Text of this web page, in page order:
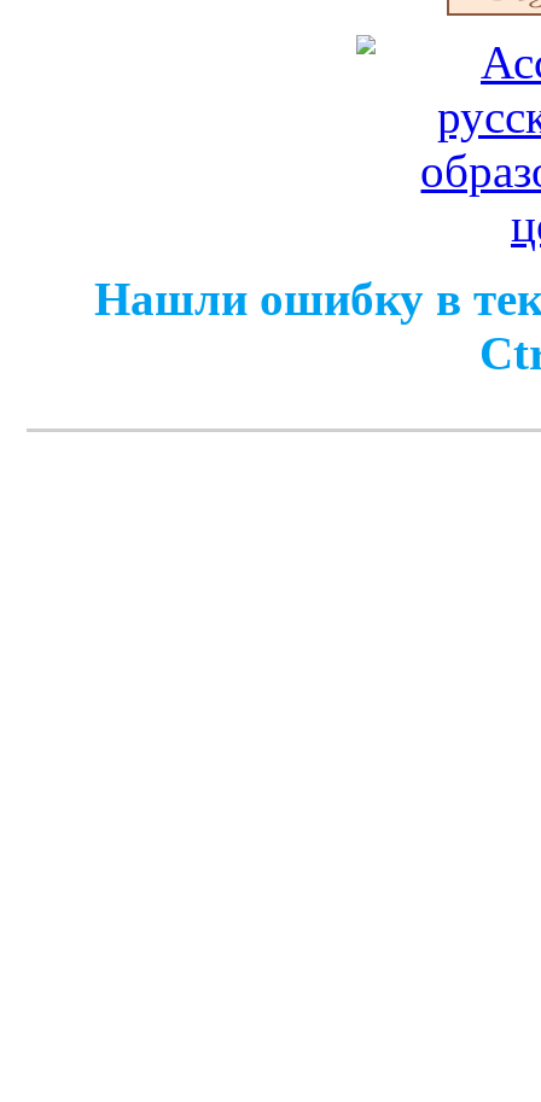
Нашли ошибку в